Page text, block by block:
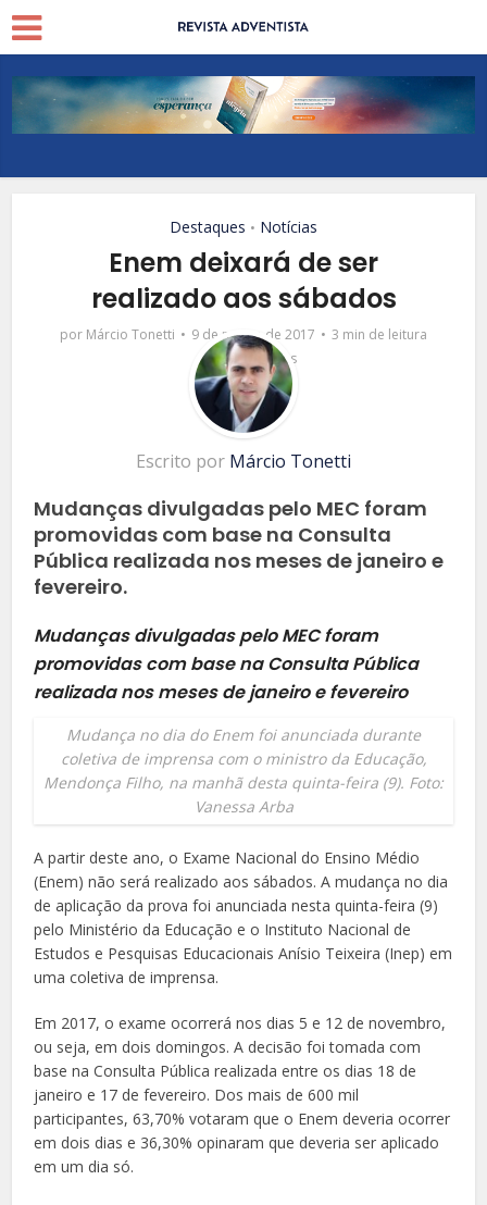
Destaques • Notícias
Enem deixará de ser
realizado aos sábados
por Márcio Tonetti 9 de março de 2017
3 min de leitura
2 comentários
Escrito por Márcio Tonetti
Mudanças divulgadas pelo MEC foram
promovidas com base na Consulta
Pública realizada nos meses de janeiro e
fevereiro.
Mudanças divulgadas pelo MEC foram
promovidas com base na Consulta Pública
realizada nos meses de janeiro e fevereiro
Mudança no dia do Enem foi anunciada durante
coletiva de imprensa com o ministro da Educação,
Mendonça Filho, na manhã desta quinta-feira (9). Foto:
Vanessa Arba
A partir deste ano, o Exame Nacional do Ensino Médio
(Enem) não será realizado aos sábados. A mudança no dia
de aplicação da prova foi anunciada nesta quinta-feira (9)
pelo Ministério da Educação e o Instituto Nacional de
Estudos e Pesquisas Educacionais Anísio Teixeira (Inep) em
uma coletiva de imprensa.
Em 2017, o exame ocorrerá nos dias 5 e 12 de novembro,
ou seja, em dois domingos. A decisão foi tomada com
base na Consulta Pública realizada entre os dias 18 de
janeiro e 17 de fevereiro. Dos mais de 600 mil
participantes, 63,70% votaram que o Enem deveria ocorrer
em dois dias e 36,30% opinaram que deveria ser aplicado
em um dia só.